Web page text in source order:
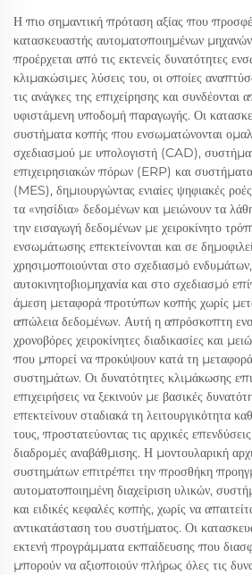
Η πιο σημαντική πρόταση αξίας που
κατασκευαστής αυτοματοποιημένων
προέρχεται από τις εκτενείς δυνατότητες
κλιμακώσιμες λύσεις του, οι οποίες
τις ανάγκες της επιχείρησης και
υφιστάμενη υποδομή παραγωγής. Οι
συστήματα κοπής που ενσωματώνονται
σχεδιασμού με υπολογιστή (CAD),
επιχειρησιακών πόρων (ERP) και
(MES), δημιουργώντας ενιαίες ψηφιακές
τα «νησίδια» δεδομένων και μειώνουν τα
την εισαγωγή δεδομένων με χειροκίνητο
ενσωμάτωσης επεκτείνονται και σε
χρησιμοποιούνται στο σχεδιασμό
αυτοκινητοβιομηχανία και στο σχεδιασμό
άμεση μεταφορά προτύπων κοπής χωρίς
απώλεια δεδομένων. Αυτή η απρόσκοπτη
χρονοβόρες χειροκίνητες διαδικασίες και
που μπορεί να προκύψουν κατά τη
συστημάτων. Οι δυνατότητες κλιμάκωσης
επιχειρήσεις να ξεκινούν με βασικές
επεκτείνουν σταδιακά τη λειτουργικότητα
τους, προστατεύοντας τις αρχικές
διαδρομές αναβάθμισης. Η μοντουλαρική
συστημάτων επιτρέπει την προσθήκη
αυτοματοποιημένη διαχείριση υλικών,
και ειδικές κεφαλές κοπής, χωρίς να
αντικατάσταση του συστήματος. Οι
εκτενή προγράμματα εκπαίδευσης που
μπορούν να αξιοποιούν πλήρως όλες τις